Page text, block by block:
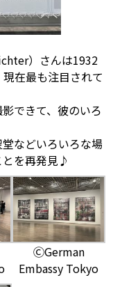
）さんは1932
在最も注目されて
できて、彼のいろ
などいろいろな場
とを再発見♪
ⒸGerman
Embassy Tokyo